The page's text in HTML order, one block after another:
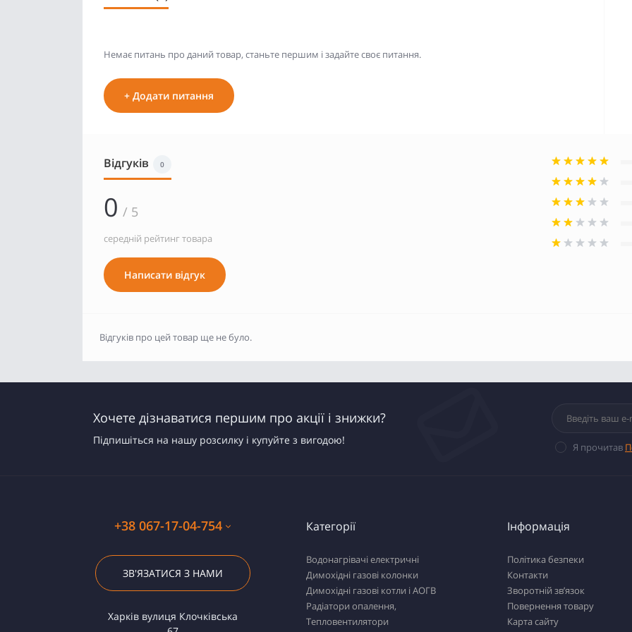
Немає питань про даний товар, станьте першим і задайте своє питання.
+ Додати питання
Відгуків 0
0 / 5
середній рейтинг товара
Написати відгук
Відгуків про цей товар ще не було.
Хочете дізнаватися першим про акції і знижки?
Підпишіться на нашу розсилку і купуйте з вигодою!
Я прочитав
+38 067-17-04-754
ЗВ'ЯЗАТИСЯ З НАМИ
Харків вулиця Клочківська
Категорії
Водонагрівачі електричні
Димохідні газові колонки
Димохідні газові котли і АОГВ
Радіатори опалення,
Тепловентилятори
Інформація
Політика безпеки
Контакти
Зворотній зв’язок
Повернення товару
Карта сайту